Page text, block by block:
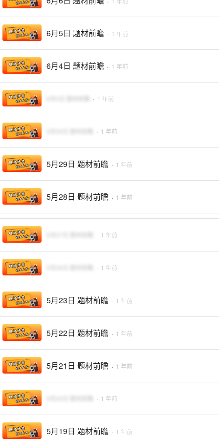
6月5日 题材前瞻 · 1 年前
6月4日 题材前瞻 · 1 年前
· 1 年前
· 1 年前
5月29日 题材前瞻 · 1 年前
5月28日 题材前瞻 · 1 年前
· 1 年前
· 1 年前
5月23日 题材前瞻 · 1 年前
5月22日 题材前瞻 · 1 年前
5月21日 题材前瞻 · 1 年前
· 1 年前
5月19日 题材前瞻 · 1 年前